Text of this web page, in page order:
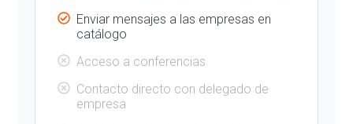
Enviar mensajes a las empresas en
catálogo
Acceso a conferencias
Contacto directo con delegado de
empresa